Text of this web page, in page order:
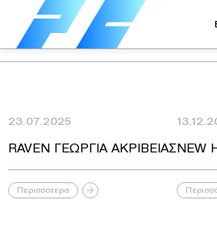
23.07.2025
RAVEN ΓΕΩΡΓΙΑ ΑΚΡΙΒΕΙΑΣ
Περισσότερα
NEW